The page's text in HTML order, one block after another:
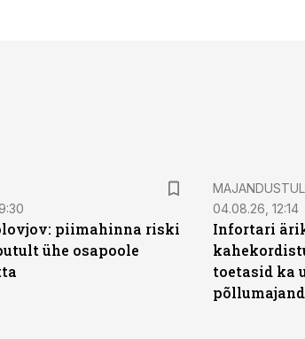
piimahinna riski
ühe osapoole
04.08.26, 12:14
Infortari
toetasid ka